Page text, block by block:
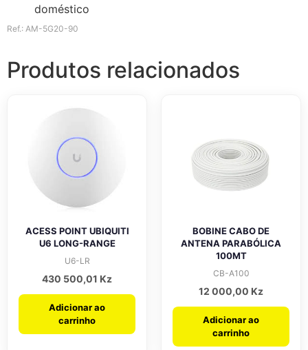
doméstico
Ref.: AM-5G20-90
Produtos relacionados
ACESS POINT UBIQUITI
U6 LONG-RANGE
U6-LR
430 500,01 Kz
Adicionar ao
carrinho
BOBINE CABO DE
ANTENA PARABÓLICA
100MT
CB-A100
12 000,00 Kz
Adicionar ao
carrinho